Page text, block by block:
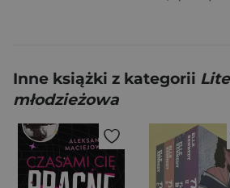
Inne książki z kategorii
młodzieżowa